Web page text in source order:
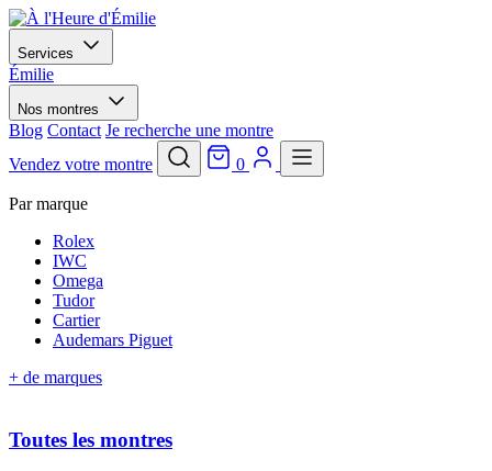
Services
Émilie
Nos montres
Blog Contact Je recherche une montre
Vendez votre montre
0
Par marque
Rolex
IWC
Omega
Tudor
Cartier
Audemars Piguet
+ de marques
Toutes les montres